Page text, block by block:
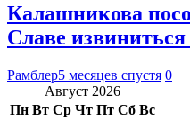
Калашникова
Славе
Рамблер5 месяцев спустя 0
Август 2026
Пн Вт Ср Чт Пт Сб Вс